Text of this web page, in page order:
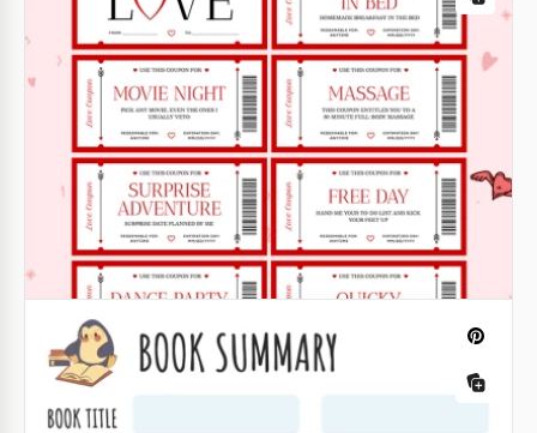
Libro de cupones de amor imprimible
para novio
Google Slides